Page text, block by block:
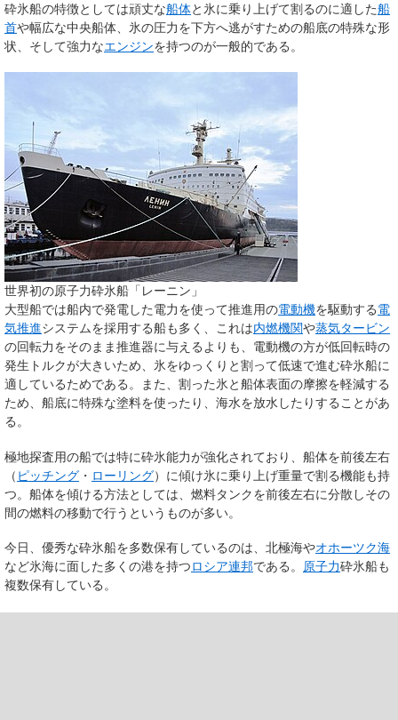
砕氷船の特徴としては頑丈な船体と氷に乗り上げて割るのに適した船
首や幅広な中央船体、氷の圧力を下方へ逃がすための船底の特殊な形
状、そして強力なエンジンを持つのが一般的である。
世界初の原子力砕氷船「レーニン」
大型船では船内で発電した電力を使って推進用の電動機を駆動する電
気推進システムを採用する船も多く、これは内燃機関や蒸気タービン
の回転力をそのまま推進器に与えるよりも、電動機の方が低回転時の
発生トルクが大きいため、氷をゆっくりと割って低速で進む砕氷船に
適しているためである。また、割った氷と船体表面の摩擦を軽減する
ため、船底に特殊な塗料を使ったり、海水を放水したりすることがあ
る。
極地探査用の船では特に砕氷能力が強化されており、船体を前後左右
（ ピッチング ・ ローリング）に傾け氷に乗り上げ重量で割る機能も持
つ。船体を傾ける方法としては、燃料タンクを前後左右に分散しその
間の燃料の移動で行うというものが多い。
今日、優秀な砕氷船を多数保有しているのは、北極海やオホーツク海
など氷海に面した多くの港を持つロシア連邦である。 原子力砕氷船も
複数保有している。